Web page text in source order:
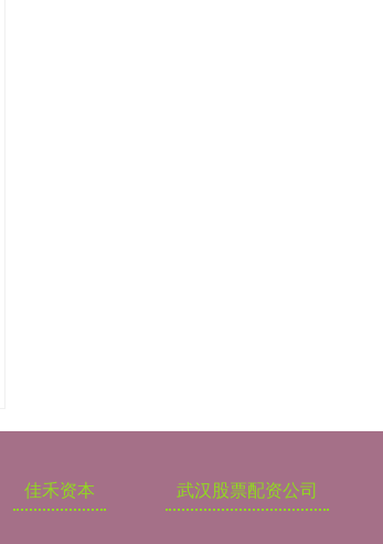
佳禾资本 武汉股票配资公司